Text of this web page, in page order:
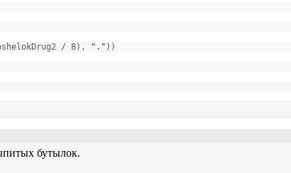
/ 8), "." ))
бутылок.